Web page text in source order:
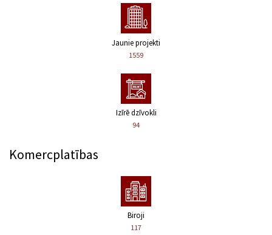
Jaunie projekti
1559
Izīrē dzīvokli
94
Komercplatības
Biroji
117